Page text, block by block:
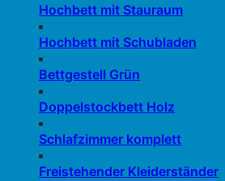
Hochbett mit Stauraum
Hochbett mit Schubladen
Bettgestell Grün
Doppelstockbett Holz
Schlafzimmer komplett
Freistehender Kleiderständer